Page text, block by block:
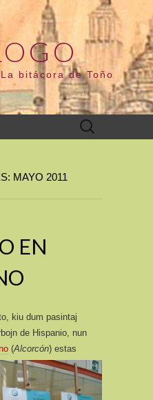
bitácora de Toño
Buscar:
MAYO 2011
EN
kiu dum pasintaj
de Hispanio, nun
(Alcorcón) estas